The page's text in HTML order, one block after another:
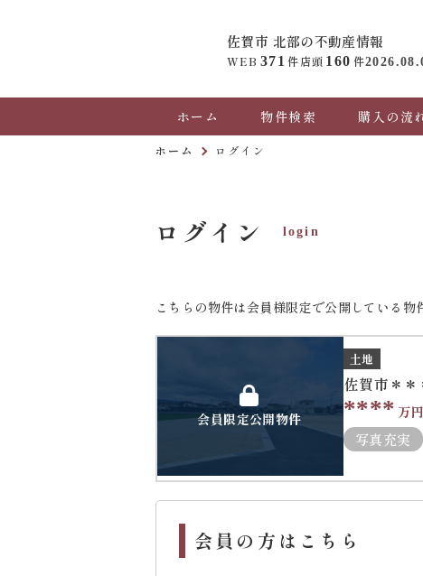
佐賀市 北部の不動産情報
WEB 371 件店頭 160 件
ホーム 物件検索 購入の流
ホーム ログイン
ログイン login
こちらの物件は会員様限定で公開している物
会員限定公開物件
土地
佐賀市＊＊
**** 万円
写真充実
会員の方はこちら